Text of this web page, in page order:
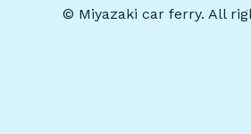
© Miyazaki car ferry. All